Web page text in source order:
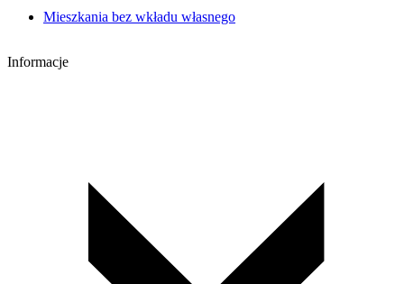
Mieszkania bez wkładu własnego
Informacje